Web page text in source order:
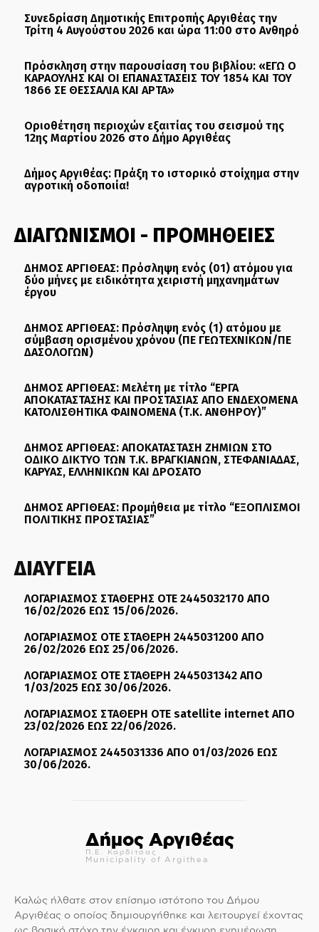
Συνεδρίαση Δημοτικής Επιτροπής Αργιθέας την
Τρίτη 4 Αυγούστου 2026 και ώρα 11:00 στο Ανθηρό
Πρόσκληση στην παρουσίαση του βιβλίου: «ΕΓΩ Ο
ΚΑΡΑΟΥΛΗΣ ΚΑΙ ΟΙ ΕΠΑΝΑΣΤΑΣΕΙΣ ΤΟΥ 1854 ΚΑΙ ΤΟΥ
1866 ΣΕ ΘΕΣΣΑΛΙΑ ΚΑΙ ΑΡΤΑ»
Οριοθέτηση περιοχών εξαιτίας του σεισμού της
12ης Μαρτίου 2026 στο Δήμο Αργιθέας
Δήμος Αργιθέας: Πράξη το ιστορικό στοίχημα στην
αγροτική οδοποιία!
ΔΙΑΓΩΝΙΣΜΟΙ - ΠΡΟΜΗΘΕΙΕΣ
ΔΗΜΟΣ ΑΡΓΙΘΕΑΣ: Πρόσληψη ενός (01) ατόμου για
δύο μήνες με ειδικότητα χειριστή μηχανημάτων
έργου
ΔΗΜΟΣ ΑΡΓΙΘΕΑΣ: Πρόσληψη ενός (1) ατόμου με
σύμβαση ορισμένου χρόνου (ΠΕ ΓΕΩΤΕΧΝΙΚΩΝ/ΠΕ
ΔΑΣΟΛΟΓΩΝ)
ΔΗΜΟΣ ΑΡΓΙΘΕΑΣ: Μελέτη με τίτλο “ΕΡΓΑ
ΑΠΟΚΑΤΑΣΤΑΣΗΣ ΚΑΙ ΠΡΟΣΤΑΣΙΑΣ ΑΠΟ ΕΝΔΕΧΟΜΕΝΑ
ΚΑΤΟΛΙΣΘΗΤΙΚΑ ΦΑΙΝΟΜΕΝΑ (Τ.Κ. ΑΝΘΗΡΟΥ)”
ΔΗΜΟΣ ΑΡΓΙΘΕΑΣ: ΑΠΟΚΑΤΑΣΤΑΣΗ ΖΗΜΙΩΝ ΣΤΟ
ΟΔΙΚΟ ΔΙΚΤΥΟ ΤΩΝ Τ.Κ. ΒΡΑΓΚΙΑΝΩΝ, ΣΤΕΦΑΝΙΑΔΑΣ,
ΚΑΡΥΑΣ, ΕΛΛΗΝΙΚΩΝ ΚΑΙ ΔΡΟΣΑΤΟ
ΔΗΜΟΣ ΑΡΓΙΘΕΑΣ: Προμήθεια με τίτλο “ΕΞΟΠΛΙΣΜΟΙ
ΠΟΛΙΤΙΚΗΣ ΠΡΟΣΤΑΣΙΑΣ”
ΔΙΑΥΓΕΙΑ
ΛΟΓΑΡΙΑΣΜΟΣ ΣΤΑΘΕΡΗΣ ΟΤΕ 2445032170 ΑΠΟ
16/02/2026 ΕΩΣ 15/06/2026.
ΛΟΓΑΡΙΑΣΜΟΣ ΟΤΕ ΣΤΑΘΕΡΗ 2445031200 ΑΠΟ
26/02/2026 ΕΩΣ 25/06/2026.
ΛΟΓΑΡΙΑΣΜΟΣ ΟΤΕ ΣΤΑΘΕΡΗ 2445031342 ΑΠΟ
1/03/2025 ΕΩΣ 30/06/2026.
ΛΟΓΑΡΙΑΣΜΟΣ ΣΤΑΘΕΡΗ ΟΤΕ satellite internet ΑΠΟ
23/02/2026 ΕΩΣ 22/06/2026.
ΛΟΓΑΡΙΑΣΜΟΣ 2445031336 ΑΠΟ 01/03/2026 ΕΩΣ
30/06/2026.
Δήμος Αργιθέας
Π.Ε. Καρδίτσας
Municipality of Argithea
Καλώς ήλθατε στον επίσημο ιστότοπο του Δήμου
Αργιθέας ο οποίος δημιουργήθηκε και λειτουργεί έχοντας
ως βασικό στόχο την έγκαιρη και έγκυρη ενημέρωση